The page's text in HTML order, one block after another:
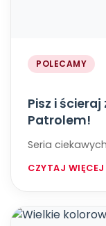
POLECAMY
Pisz i
Patrolem!
Seria
CZYTAJ